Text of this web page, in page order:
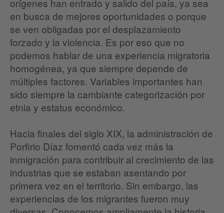
orígenes han entrado y salido del país, ya sea
en busca de mejores oportunidades o porque
se ven obligadas por el desplazamiento
forzado y la violencia. Es por eso que no
podemos hablar de una experiencia migratoria
homogénea, ya que siempre depende de
múltiples factores. Variables importantes han
sido siempre la cambiante categorización por
etnia y estatus económico.
Hacia finales del siglo XIX, la administración de
Porfirio Díaz fomentó cada vez más la
inmigración para contribuir al crecimiento de las
industrias que se estaban asentando por
primera vez en el territorio. Sin embargo, las
experiencias de los migrantes fueron muy